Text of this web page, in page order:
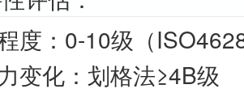
度：0-10级（
变化：划格法≥4B级